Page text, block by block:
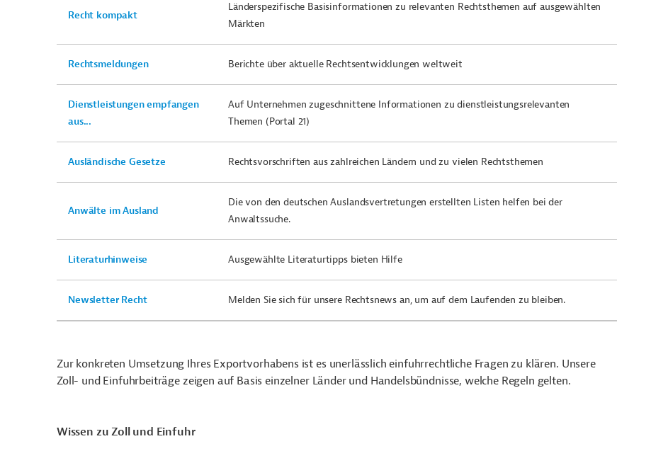
Recht kompakt
Länderspezifische Basisinformationen zu relevanten Rechtsthemen auf ausgewählten
Märkten
Rechtsmeldungen Berichte über aktuelle Rechtsentwicklungen weltweit
Dienstleistungen empfangen
aus...
Auf Unternehmen zugeschnittene Informationen zu dienstleistungsrelevanten
Themen (Portal 21)
Ausländische Gesetze Rechtsvorschriften aus zahlreichen Ländern und zu vielen Rechtsthemen
Anwälte im Ausland
Die von den deutschen Auslandsvertretungen erstellten Listen helfen bei der
Anwaltssuche.
Literaturhinweise Ausgewählte Literaturtipps bieten Hilfe
Newsletter Recht Melden Sie sich für unsere Rechtsnews an, um auf dem Laufenden zu bleiben.
Zur konkreten Umsetzung Ihres Exportvorhabens ist es unerlässlich einfuhrrechtliche Fragen zu klären. Unsere
Zoll- und Einfuhrbeiträge zeigen auf Basis einzelner Länder und Handelsbündnisse, welche Regeln gelten.
Wissen zu Zoll und Einfuhr